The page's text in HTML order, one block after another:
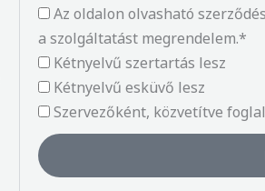
Az oldalon olvasható
a szolgáltatást megrendelem.*
Kétnyelvű szertartás lesz
Kétnyelvű esküvő lesz
Szervezőként, közvetítve